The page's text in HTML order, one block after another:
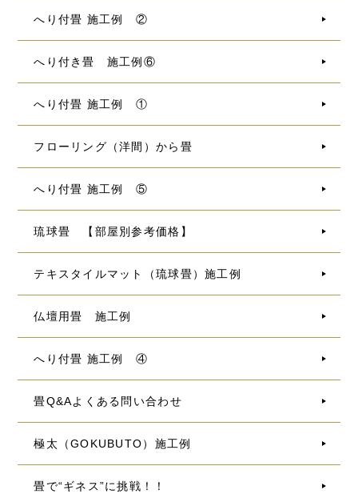
へり付畳 施工例 ②
へり付き畳 施工例⑥
へり付畳 施工例 ①
フローリング（洋間）から畳
へり付畳 施工例 ⑤
琉球畳 【部屋別参考価格】
テキスタイルマット（琉球畳）施工例
仏壇用畳 施工例
へり付畳 施工例 ④
畳Q&Aよくある問い合わせ
極太（GOKUBUTO）施工例
畳で“ギネス”に挑戦！！